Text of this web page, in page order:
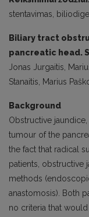
stentavimas,
Biliary tract
pancreatic head.
Jonas Jurgaitis,
Stanaitis, Marius
Background
Obstructive
tumour of the
the fact that radical
patients, obstructive
methods
anastomosis). Both
no criteria that